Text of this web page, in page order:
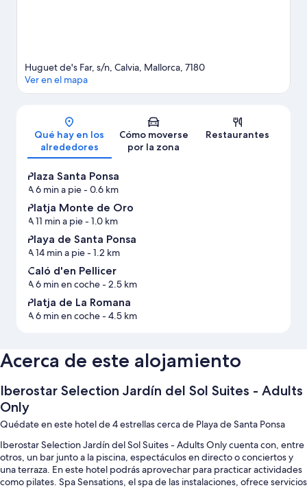
Mapa
Huguet de's Far, s/n, Calvia, Mallorca, 7180
Ver en el mapa
Qué hay en los
alrededores
Cómo moverse
por la zona
Restaurantes
Plaza Santa Ponsa
A 6 min a pie- 0.6 km
Platja Monte de Oro
A 11 min a pie- 1.0 km
Playa de Santa Ponsa
A 14 min a pie- 1.2 km
Caló d'en Pellicer
A 6 min en coche- 2.5 km
Platja de La Romana
A 6 min en coche- 4.5 km
Acerca de este alojamiento
Iberostar Selection Jardín del Sol Suites - Adults
Only
Quédate en este hotel de 4 estrellas cerca de Playa de Santa Ponsa
Iberostar Selection Jardín del Sol Suites - Adults Only cuenta con, entre
otros, un bar junto a la piscina, espectáculos en directo o conciertos y
una terraza. En este hotel podrás aprovechar para practicar actividades
como pilates. Spa Sensations, el spa de las instalaciones, ofrece servicios